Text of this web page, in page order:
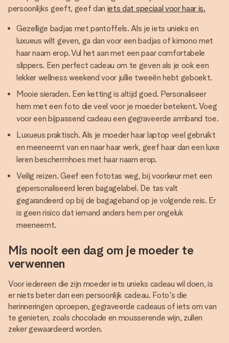
persoonlijks geeft, geef dan iets dat speciaal voor haar is.
Gezellige badjas met pantoffels. Als je iets unieks en
luxueus wilt geven, ga dan voor een badjas of kimono met
haar naam erop. Vul het aan met een paar comfortabele
slippers. Een perfect cadeau om te geven als je ook een
lekker wellness weekend voor jullie tweeën hebt geboekt.
Mooie sieraden. Een ketting is altijd goed. Personaliseer
hem met een foto die veel voor je moeder betekent. Voeg
voor een bijpassend cadeau een gegraveerde armband toe.
Luxueus praktisch. Als je moeder haar laptop veel gebruikt
en meeneemt van en naar haar werk, geef haar dan een luxe
leren beschermhoes met haar naam erop.
Veilig reizen. Geef een fototas weg, bij voorkeur met een
gepersonaliseerd leren bagagelabel. De tas valt
gegarandeerd op bij de bagageband op je volgende reis. Er
is geen risico dat iemand anders hem per ongeluk
meeneemt.
Mis nooit een dag om je moeder te
verwennen
Voor iedereen die zijn moeder iets unieks cadeau wil doen, is
er niets beter dan een persoonlijk cadeau. Foto's die
herinneringen oproepen, gegraveerde cadeaus of iets om van
te genieten, zoals chocolade en mousserende wijn, zullen
zeker gewaardeerd worden.